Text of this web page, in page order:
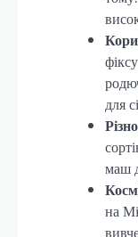
для
маш
на